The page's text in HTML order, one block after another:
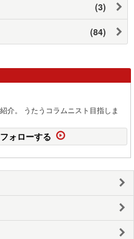
(3)
(84)
介。 うたうコラムニスト目指しま
フォローする